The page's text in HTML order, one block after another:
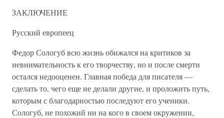
ЗАКЛЮЧЕНИЕ
Русский европеец
Федор Сологуб всю жизнь обижался на критиков за
невнимательность к его творчеству, но и после смерти
остался недооценен. Главная победа для писателя —
сделать то, чего еще не делали другие, и проложить путь,
которым с благодарностью последуют его ученики.
Сологуб, не похожий ни на кого в своем окружении,